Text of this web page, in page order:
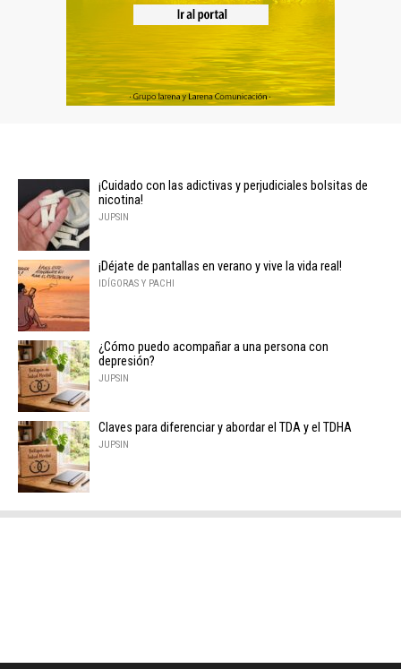
¡Cuidado con las adictivas y perjudiciales bolsitas de
nicotina!
JUPSIN
¡Déjate de pantallas en verano y vive la vida real!
IDÍGORAS Y PACHI
¿Cómo puedo acompañar a una persona con
depresión?
JUPSIN
Claves para diferenciar y abordar el TDA y el TDHA
JUPSIN